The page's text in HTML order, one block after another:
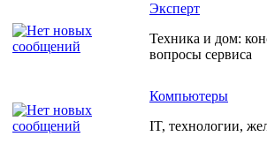
Эксперт
Техника и дом:
вопросы сервиса
Компьютеры
IT, технологии,